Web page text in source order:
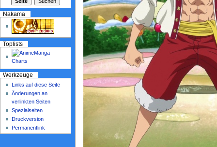
Nakama
Toplists
Werkzeuge
Links auf diese Seite
Änderungen an
verlinkten Seiten
Spezialseiten
Druckversion
Permanentlink